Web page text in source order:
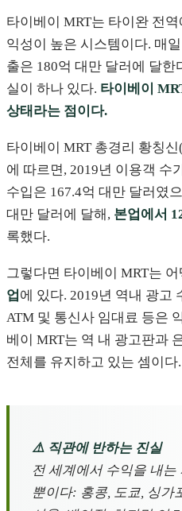
타이베이 MRT는 타이완 전
익성이 높은 시스템이다. 매
출은 180억 대만 달러에 달
실이 하나 있다. 타이베이
상태라는 점이다.
타이베이 MRT 총경리 황칭
에 따르면, 2019년 이용객 수
수입은 167.4억 대만 달러였
대만 달러에 달해, 본업에서
록했다.
그렇다면 타이베이 MRT는
업 에 있다. 2019년 역내 광고
ATM 및 통신사 임대료 등은
베이 MRT는 역 내 광고판과
전체를 유지하고 있는 셈이다.
⚠️ 직관에 반하는 진실
전 세계에서 수익을 내
뿐이다: 홍콩, 도쿄, 싱가